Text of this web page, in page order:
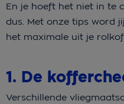
En je hoeft het niet in te
dus. Met onze tips word
het maximale uit je
1. De
Verschillende